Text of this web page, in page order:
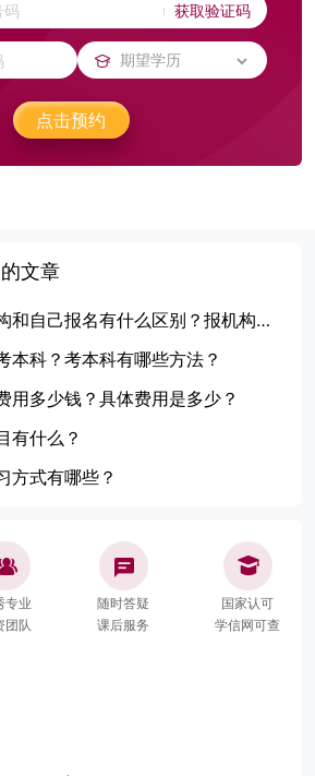
获取验证码
点击预约
文章
己报名有什么区别？报机构更好吗？
本科？考本科有哪些方法？
用多少钱？具体费用是多少？
有什么？
方式有哪些？
专业
团队
随时答疑
课后服务
国家认可
学信网可查